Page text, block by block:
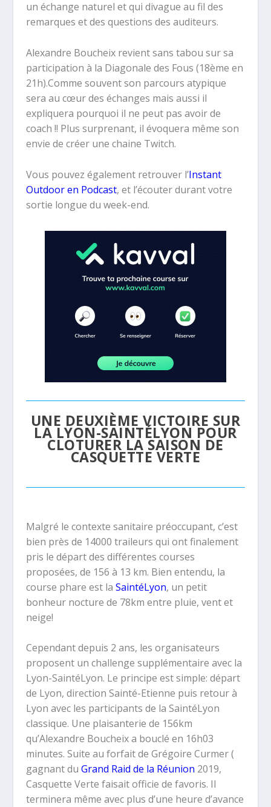
un échange naturel et qui divague au fil des
remarques et des questions des auditeurs.
Alexandre Boucheix revient sans tabou sur sa
participation à la Diagonale des Fous (18ème en
21h).Comme souvent son parcours atypique
sera au cœur des échanges mais aussi il
expliquera pourquoi il ne peut pas avoir de
coach !! Plus surprenant, il évoquera même son
envie de créer une chaine Twitch.
Vous pouvez également retrouver l’Instant
Outdoor en Podcast, et l’écouter durant votre
sortie longue du week-end.
UNE DEUXIÈME VICTOIRE SUR
LA LYON-SAINTÉLYON POUR
CLOTURER LA SAISON DE
CASQUETTE VERTE
Malgré le contexte sanitaire préoccupant, c’est
bien près de 14000 traileurs qui ont finalement
pris le départ des différentes courses
proposées, de 156 à 13 km. Bien entendu, la
course phare est la SaintéLyon, un petit
bonheur nocture de 78km entre pluie, vent et
neige!
Cependant depuis 2 ans, les organisateurs
proposent un challenge supplémentaire avec la
Lyon-SaintéLyon. Le principe est simple: départ
de Lyon, direction Sainté-Etienne puis retour à
Lyon avec les participants de la SaintéLyon
classique. Une plaisanterie de 156km
qu’Alexandre Boucheix a bouclé en 16h03
minutes. Suite au forfait de Grégoire Curmer (
gagnant du Grand Raid de la Réunion 2019,
Casquette Verte faisait officie de favoris. Il
terminera même avec plus d’une heure d’avance